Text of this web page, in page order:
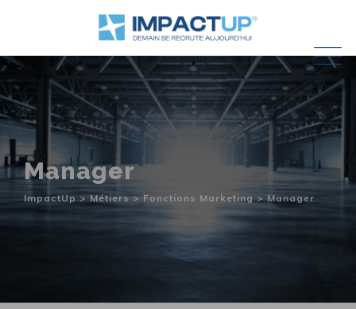
Manager
ImpactUp >Métiers>Fonctions Marketing> Manager